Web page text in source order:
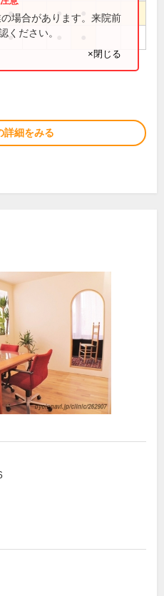
● ●
●
場合があります。来院前
ください。
×閉じる
詳細をみる